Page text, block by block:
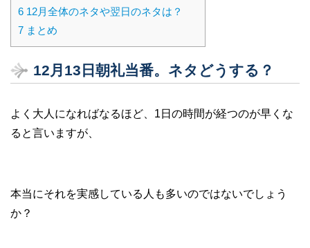
6 12月全体のネタや翌日のネタは？
7 まとめ
12月13日朝礼当番。ネタどうする？
よく大人になればなるほど、1日の時間が経つのが早くな
ると言いますが、
本当にそれを実感している人も多いのではないでしょう
か？